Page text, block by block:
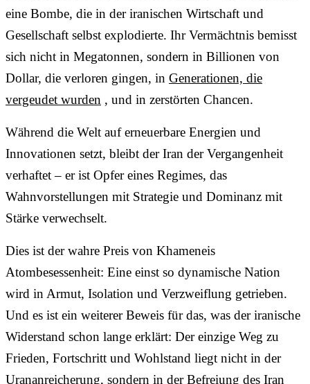
eine Bombe, die in der iranischen Wirtschaft und
Gesellschaft selbst explodierte. Ihr Vermächtnis bemisst
sich nicht in Megatonnen, sondern in Billionen von
Dollar, die verloren gingen, in Generationen, die
vergeudet wurden , und in zerstörten Chancen.
Während die Welt auf erneuerbare Energien und
Innovationen setzt, bleibt der Iran der Vergangenheit
verhaftet – er ist Opfer eines Regimes, das
Wahnvorstellungen mit Strategie und Dominanz mit
Stärke verwechselt.
Dies ist der wahre Preis von Khameneis
Atombesessenheit: Eine einst so dynamische Nation
wird in Armut, Isolation und Verzweiflung getrieben.
Und es ist ein weiterer Beweis für das, was der iranische
Widerstand schon lange erklärt: Der einzige Weg zu
Frieden, Fortschritt und Wohlstand liegt nicht in der
Urananreicherung, sondern in der Befreiung des Iran